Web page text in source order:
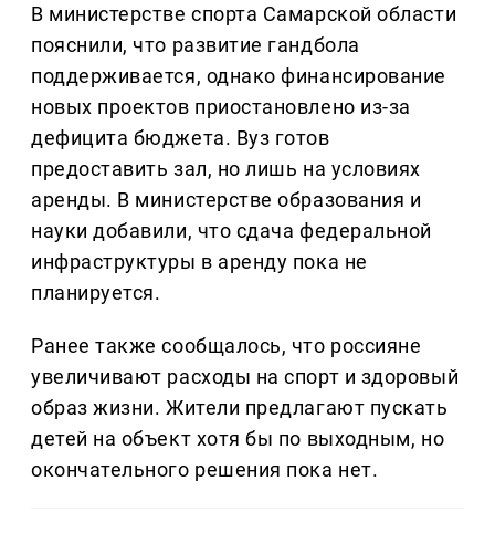
В министерстве спорта Самарской области
пояснили, что развитие гандбола
поддерживается, однако финансирование
новых проектов приостановлено из-за
дефицита бюджета. Вуз готов
предоставить зал, но лишь на условиях
аренды. В министерстве образования и
науки добавили, что сдача федеральной
инфраструктуры в аренду пока не
планируется.
Ранее также сообщалось, что россияне
увеличивают расходы на спорт и здоровый
образ жизни. Жители предлагают пускать
детей на объект хотя бы по выходным, но
окончательного решения пока нет.